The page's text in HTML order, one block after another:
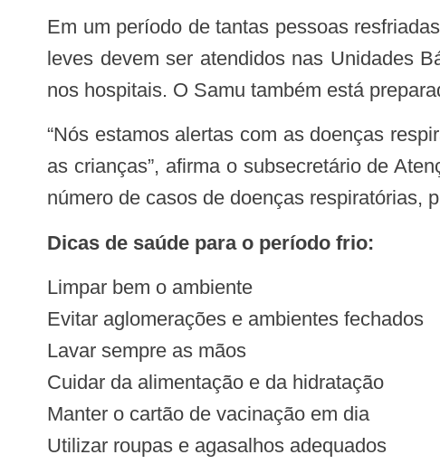
Em um período de tantas pessoas resfriadas, com rinite, gripes, doenças alérgicas, sinusites ou doenças mais graves, os casos
leves devem ser atendidos nas Unidades
nos hospitais. O Samu também está
“Nós estamos alertas com as doenças respiratórias. Temos intensificado os cuidados e ampliado o atendimento, sobretudo com
as crianças”, afirma o subsecretário de
número de casos de doenças respiratórias,
Dicas de saúde para o período frio:
Limpar bem o ambiente
Evitar aglomerações e ambientes fechados
Lavar sempre as mãos
Cuidar da alimentação e da hidratação
Manter o cartão de vacinação em dia
Utilizar roupas e agasalhos adequados